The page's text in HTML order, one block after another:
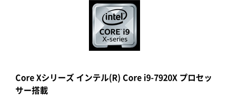
Core Xシリーズ インテル(R) Core i9-7920X プロセッ
サー搭載